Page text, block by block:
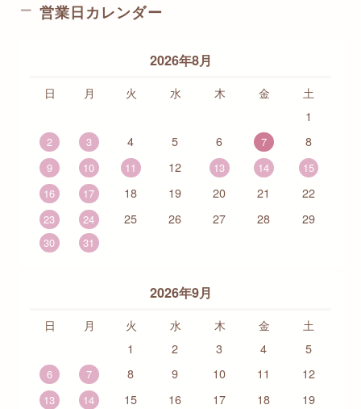
営業日カレンダー
2026年8月
日 月 火 水 木 金
土
1
2 3 4 5 6 7 8
9 10 11 12 13 14
15
16
17 18 19 20 21 22
23 24 25 26 27 28 29
30 31
2026年9月
日 月 火 水 木 金
土
1
2 3 4 5
6 7 8 9 10 11 12
13 14 15 16 17 18 19